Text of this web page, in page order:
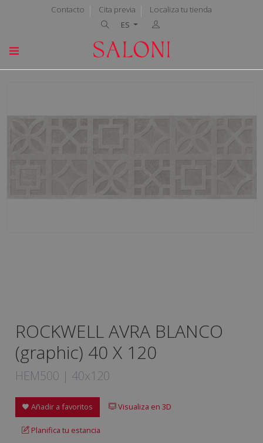
Contacto Cita previa
Localiza tu tienda
ES
ROCKWELL AVRA BLANCO
(graphic) 40 X 120
HEM500 | 40x120
Añadir a favoritos Visualiza en 3D
Planifica tu estancia